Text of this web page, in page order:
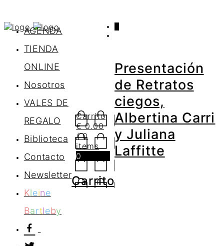
AGENDA
TIENDA
ONLINE
Nosotros
VALES DE
REGALO
Biblioteca
Contacto
Newsletter
Kleine
Bartleby
Carrito
€0.00
/ 0
items
0
Carrito
Presentación
de Retratos
ciegos,
Albertina Carri
y Juliana
Laffitte